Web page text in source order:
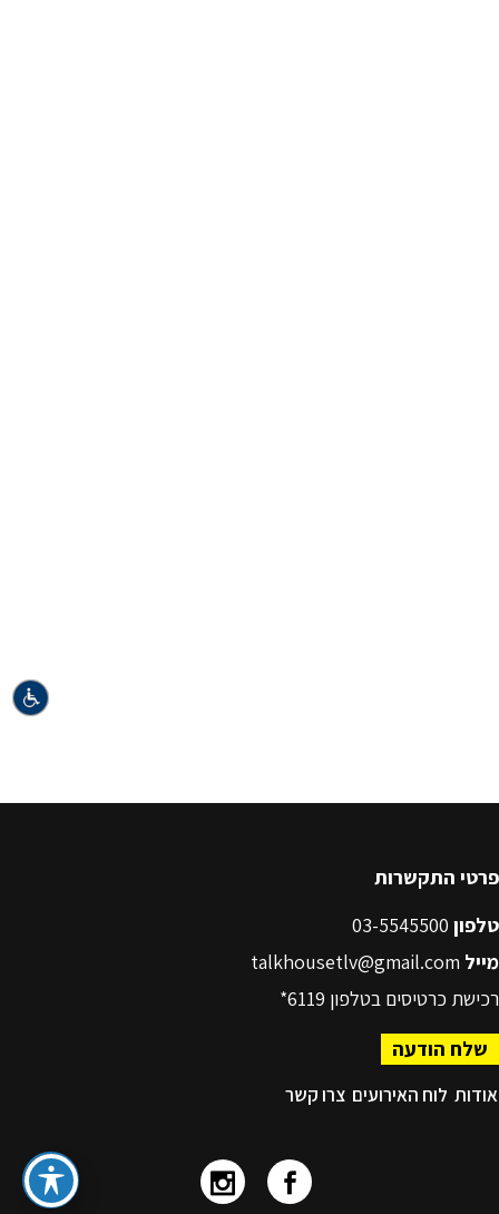
פרטי התקשרות
טלפון
מייל talkhousetlv@gmail.com
רכישת כרטיסים בטלפון 6119*
שלח הודעה
אודות לוח האירועים צרו קשר